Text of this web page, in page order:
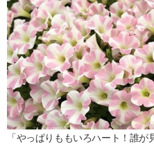
「やっぱりももいろハート！誰